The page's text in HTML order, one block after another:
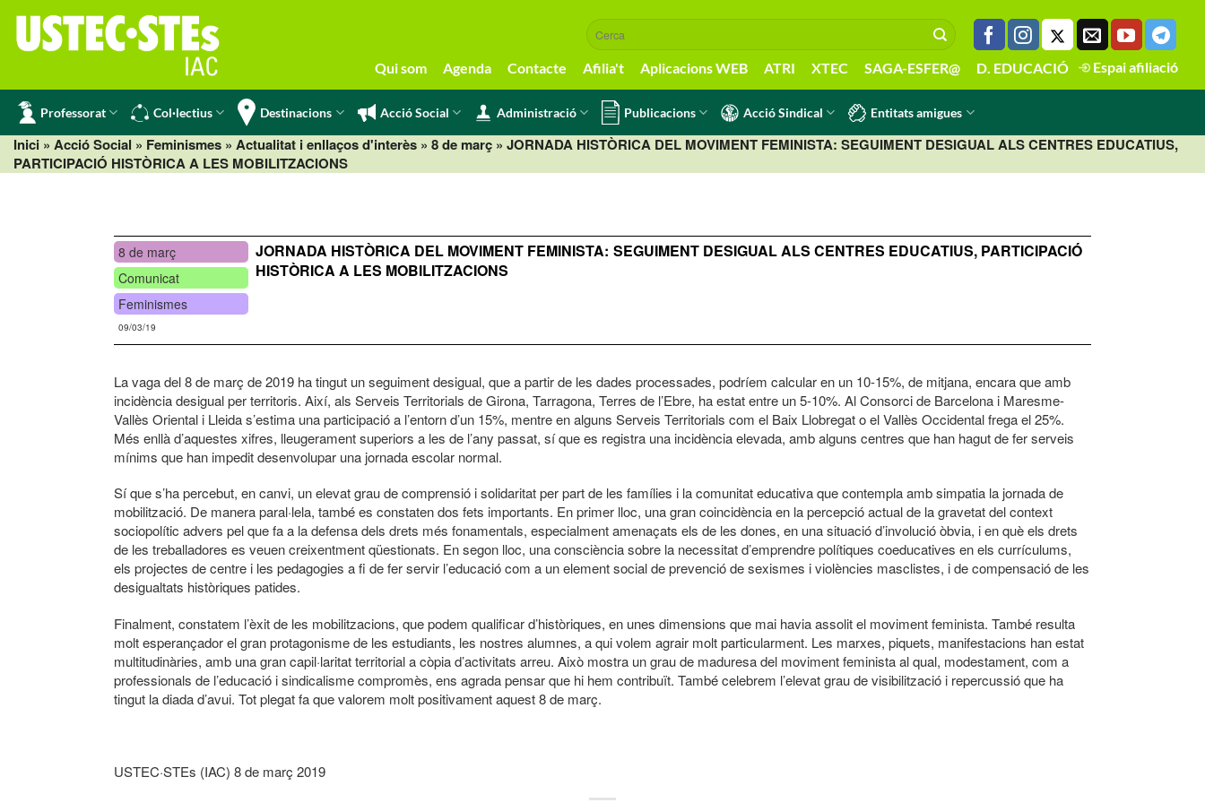
content
Qui som Agenda Contacte Afilia't Aplicacions WEB ATRI XTEC SAGA-ESFER@ D. EDUCACIÓ Espai afiliació
Professorat Col·lectius Destinacions Acció Social Administració Publicacions Acció Sindical Entitats amigues
Inici » Acció Social » Feminismes » Actualitat i enllaços d'interès » 8 de març » JORNADA HISTÒRICA DEL MOVIMENT FEMINISTA: SEGUIMENT DESIGUAL ALS CENTRES EDUCATIUS,
PARTICIPACIÓ HISTÒRICA A LES MOBILITZACIONS
8 de març
Comunicat
Feminismes
09/03/19
JORNADA HISTÒRICA DEL MOVIMENT FEMINISTA: SEGUIMENT DESIGUAL ALS CENTRES EDUCATIUS, PARTICIPACIÓ
HISTÒRICA A LES MOBILITZACIONS
La vaga del 8 de març de 2019 ha tingut un seguiment desigual, que a partir de les dades processades, podríem calcular en un 10-15%, de mitjana, encara que amb
incidència desigual per territoris. Així, als Serveis Territorials de Girona, Tarragona, Terres de l’Ebre, ha estat entre un 5-10%. Al Consorci de Barcelona i Maresme-
Vallès Oriental i Lleida s’estima una participació a l’entorn d’un 15%, mentre en alguns Serveis Territorials com el Baix Llobregat o el Vallès Occidental frega el 25%.
Més enllà d’aquestes xifres, lleugerament superiors a les de l’any passat, sí que es registra una incidència elevada, amb alguns centres que han hagut de fer serveis
mínims que han impedit desenvolupar una jornada escolar normal.
Sí que s’ha percebut, en canvi, un elevat grau de comprensió i solidaritat per part de les famílies i la comunitat educativa que contempla amb simpatia la jornada de
mobilització. De manera paral·lela, també es constaten dos fets importants. En primer lloc, una gran coincidència en la percepció actual de la gravetat del context
sociopolític advers pel que fa a la defensa dels drets més fonamentals, especialment amenaçats els de les dones, en una situació d’involució òbvia, i en què els drets
de les treballadores es veuen creixentment qüestionats. En segon lloc, una consciència sobre la necessitat d’emprendre polítiques coeducatives en els currículums,
els projectes de centre i les pedagogies a fi de fer servir l’educació com a un element social de prevenció de sexismes i violències masclistes, i de compensació de les
desigualtats històriques patides.
Finalment, constatem l’èxit de les mobilitzacions, que podem qualificar d’històriques, en unes dimensions que mai havia assolit el moviment feminista. També resulta
molt esperançador el gran protagonisme de les estudiants, les nostres alumnes, a qui volem agrair molt particularment. Les marxes, piquets, manifestacions han estat
multitudinàries, amb una gran capil·laritat territorial a còpia d’activitats arreu. Això mostra un grau de maduresa del moviment feminista al qual, modestament, com a
professionals de l’educació i sindicalisme compromès, ens agrada pensar que hi hem contribuït. També celebrem l’elevat grau de visibilització i repercussió que ha
tingut la diada d’avui. Tot plegat fa que valorem molt positivament aquest 8 de març.
USTEC·STEs (IAC) 8 de març 2019